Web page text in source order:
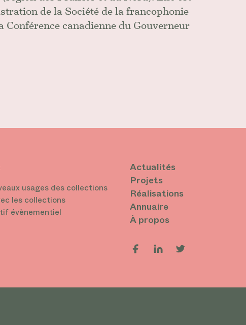
de la Société de la francophonie
canadienne du Gouverneur
usages des collections
les collections
évènementiel
Actualités
Projets
Réalisations
Annuaire
À propos